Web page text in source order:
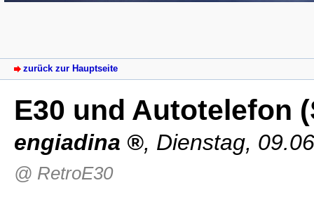
zurück zur Hauptseite
E30 und Autotelefon
engiadina , Dienstag,
@ RetroE30